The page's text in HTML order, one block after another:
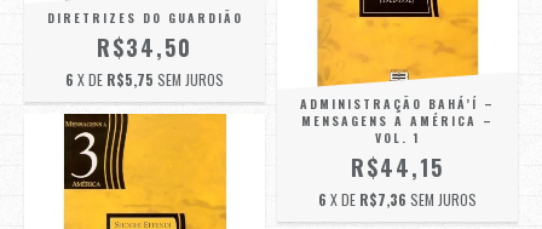
DIRETRIZES DO GUARDIÃO
R$34,50
6 X DE R$5,75 SEM JUROS
ADMINISTRAÇÃO BAHÁ’Í –
MENSAGENS A AMÉRICA –
VOL. 1
R$44,15
6 X DE R$7,36 SEM JUROS